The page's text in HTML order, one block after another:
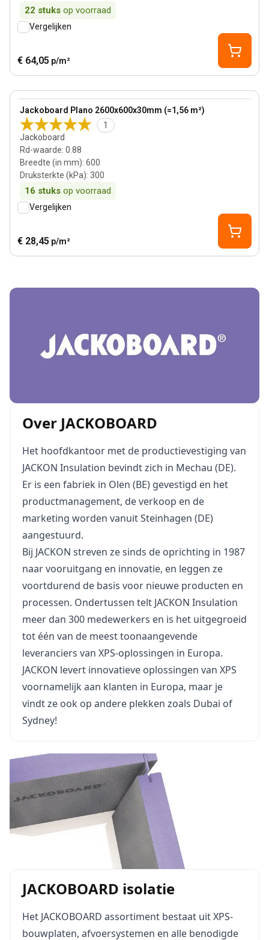
22 stuks op voorraad
Vergelijken
€ 64,05 p/m²
Jackoboard Plano 2600x600x30mm (=1,56 m²)
1
Jackoboard
Rd-waarde: 0.88
Breedte (in mm): 600
Druksterkte (kPa): 300
16 stuks op voorraad
View product
Vergelijken
€ 28,45 p/m²
Over JACKOBOARD
Het hoofdkantoor met de productievestiging van
JACKON Insulation bevindt zich in Mechau (DE).
Er is een fabriek in Olen (BE) gevestigd en het
productmanagement, de verkoop en de
marketing worden vanuit Steinhagen (DE)
aangestuurd.
Bij JACKON streven ze sinds de oprichting in 1987
naar vooruitgang en innovatie, en leggen ze
voortdurend de basis voor nieuwe producten en
processen. Ondertussen telt JACKON Insulation
meer dan 300 medewerkers en is het uitgegroeid
tot één van de meest toonaangevende
leveranciers van XPS-oplossingen in Europa.
JACKON levert innovatieve oplossingen van XPS
voornamelijk aan klanten in Europa, maar je
vindt ze ook op andere plekken zoals Dubai of
Sydney!
JACKOBOARD isolatie
Het JACKOBOARD assortiment bestaat uit XPS-
bouwplaten, afvoersystemen en alle benodigde